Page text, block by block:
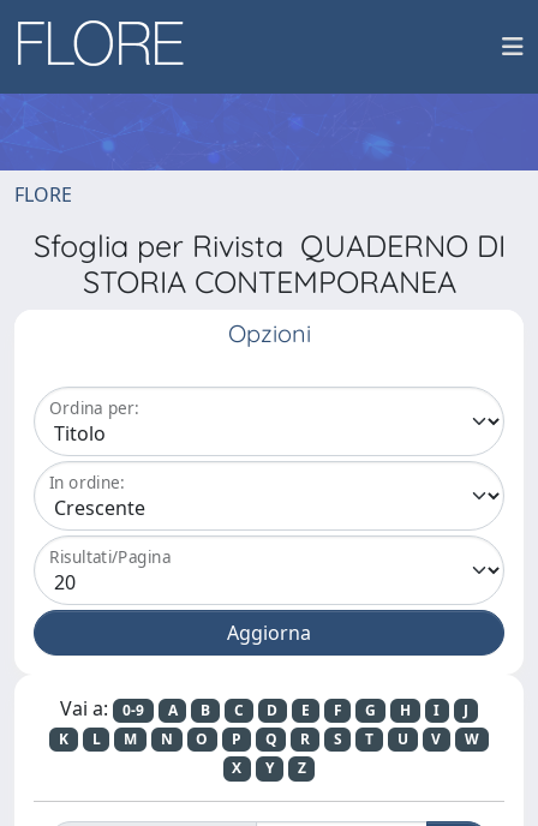
FLORE
Sfoglia per Rivista QUADERNO DI
STORIA CONTEMPORANEA
Opzioni
Ordina per:
In ordine:
Risultati/Pagina
Vai a: 0-9 A B C D E F G H I
J
K
L M N O P Q R S T U V
W
X
Y Z